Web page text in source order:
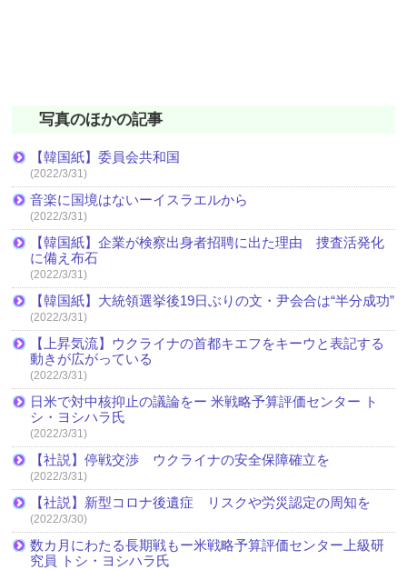
写真のほかの記事
【韓国紙】委員会共和国
(2022/3/31)
音楽に国境はないーイスラエルから
(2022/3/31)
【韓国紙】企業が検察出身者招聘に出た理由 捜査活発化
に備え布石
(2022/3/31)
【韓国紙】大統領選挙後19日ぶりの文・尹会合は“半分成功”
(2022/3/31)
【上昇気流】ウクライナの首都キエフをキーウと表記する
動きが広がっている
(2022/3/31)
日米で対中核抑止の議論をー 米戦略予算評価センター ト
シ・ヨシハラ氏
(2022/3/31)
【社説】停戦交渉 ウクライナの安全保障確立を
(2022/3/31)
【社説】新型コロナ後遺症 リスクや労災認定の周知を
(2022/3/30)
数カ月にわたる長期戦もー米戦略予算評価センター上級研
究員 トシ・ヨシハラ氏